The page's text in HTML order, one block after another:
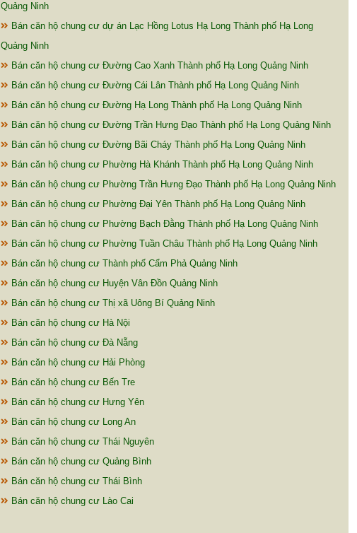
Quảng Ninh
Bán căn hộ chung cư dự án Lạc Hồng Lotus Hạ Long Thành phố Hạ Long
Quảng Ninh
Bán căn hộ chung cư Đường Cao Xanh Thành phố Hạ Long Quảng Ninh
Bán căn hộ chung cư Đường Cái Lân Thành phố Hạ Long Quảng Ninh
Bán căn hộ chung cư Đường Hạ Long Thành phố Hạ Long Quảng Ninh
Bán căn hộ chung cư Đường Trần Hưng Đạo Thành phố Hạ Long Quảng Ninh
Bán căn hộ chung cư Đường Bãi Cháy Thành phố Hạ Long Quảng Ninh
Bán căn hộ chung cư Phường Hà Khánh Thành phố Hạ Long Quảng Ninh
Bán căn hộ chung cư Phường Trần Hưng Đạo Thành phố Hạ Long Quảng Ninh
Bán căn hộ chung cư Phường Đại Yên Thành phố Hạ Long Quảng Ninh
Bán căn hộ chung cư Phường Bạch Đằng Thành phố Hạ Long Quảng Ninh
Bán căn hộ chung cư Phường Tuần Châu Thành phố Hạ Long Quảng Ninh
Bán căn hộ chung cư Thành phố Cẩm Phả Quảng Ninh
Bán căn hộ chung cư Huyện Vân Đồn Quảng Ninh
Bán căn hộ chung cư Thị xã Uông Bí Quảng Ninh
Bán căn hộ chung cư Hà Nội
Bán căn hộ chung cư Đà Nẵng
Bán căn hộ chung cư Hải Phòng
Bán căn hộ chung cư Bến Tre
Bán căn hộ chung cư Hưng Yên
Bán căn hộ chung cư Long An
Bán căn hộ chung cư Thái Nguyên
Bán căn hộ chung cư Quảng Bình
Bán căn hộ chung cư Thái Bình
Bán căn hộ chung cư Lào Cai